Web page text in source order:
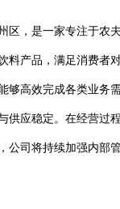
区，是一家专注于农
料产品，满足消费者
够高效完成各类业务
供应稳定。在经营过
公司将持续加强内部